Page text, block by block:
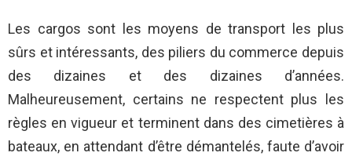
Les cargos sont les moyens de transport les plus
sûrs et intéressants, des piliers du commerce depuis
des dizaines et des dizaines d’années.
Malheureusement, certains ne respectent plus les
règles en vigueur et terminent dans des cimetières à
bateaux, en attendant d’être démantelés, faute d’avoir